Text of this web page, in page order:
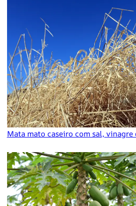
Mata mato caseiro com sal, vinagre